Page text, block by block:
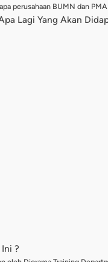
perusahaan BUMN dan PMA
Lagi Yang Akan
?